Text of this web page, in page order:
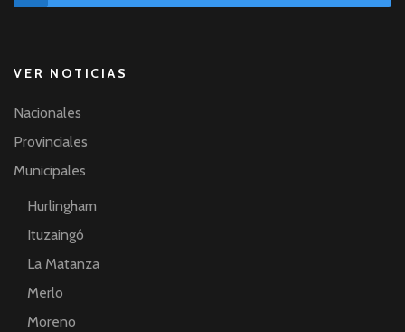
VER NOTICIAS
Nacionales
Provinciales
Municipales
Hurlingham
Ituzaingó
La Matanza
Merlo
Moreno